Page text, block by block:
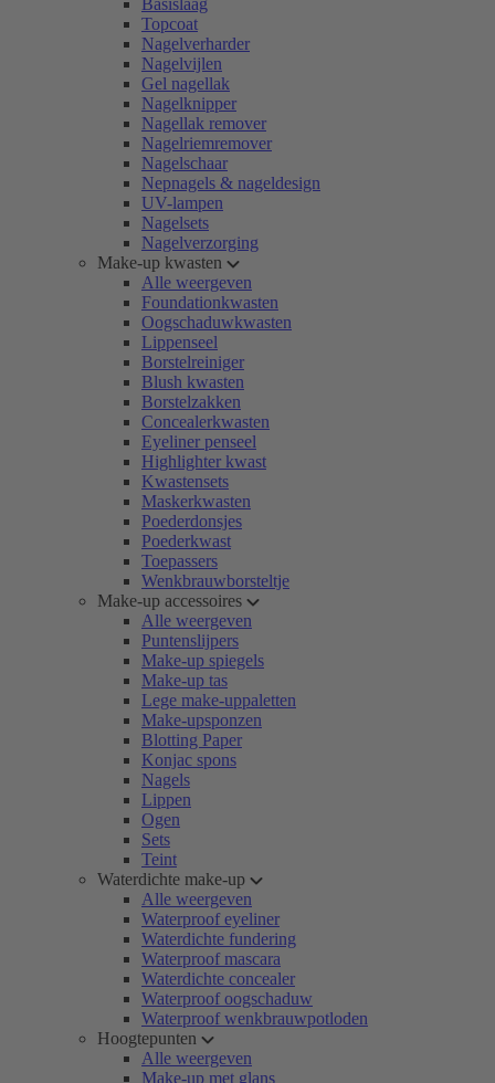
Basislaag
Topcoat
Nagelverharder
Nagelvijlen
Gel nagellak
Nagelknipper
Nagellak remover
Nagelriemremover
Nagelschaar
Nepnagels & nageldesign
UV-lampen
Nagelsets
Nagelverzorging
Make-up kwasten
Alle weergeven
Foundationkwasten
Oogschaduwkwasten
Lippenseel
Borstelreiniger
Blush kwasten
Borstelzakken
Concealerkwasten
Eyeliner penseel
Highlighter kwast
Kwastensets
Maskerkwasten
Poederdonsjes
Poederkwast
Toepassers
Wenkbrauwborsteltje
Make-up accessoires
Alle weergeven
Puntenslijpers
Make-up spiegels
Make-up tas
Lege make-uppaletten
Make-upsponzen
Blotting Paper
Konjac spons
Nagels
Lippen
Ogen
Sets
Teint
Waterdichte make-up
Alle weergeven
Waterproof eyeliner
Waterdichte fundering
Waterproof mascara
Waterdichte concealer
Waterproof oogschaduw
Waterproof wenkbrauwpotloden
Hoogtepunten
Alle weergeven
Make-up met glans